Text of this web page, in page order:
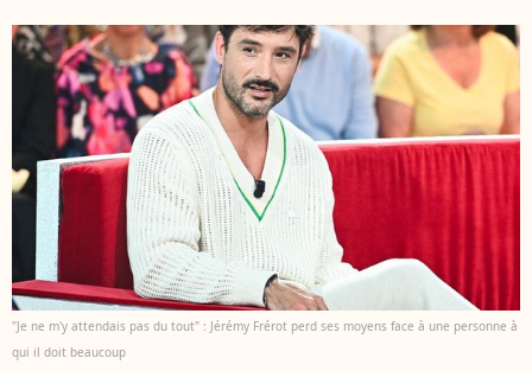
"Je ne m'y attendais pas du tout" : Jérémy Frérot perd ses moyens face à une personne à
qui il doit beaucoup